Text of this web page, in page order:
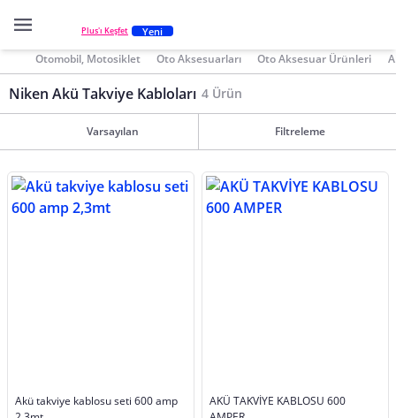
Plus'ı Keşfet Yeni
Otomobil, Motosiklet Oto Aksesuarları Oto Aksesuar Ürünleri
Niken Akü Takviye Kabloları 4 Ürün
Varsayılan Filtreleme
Akü takviye kablosu seti 600 amp
AKÜ TAKVİYE KABLOSU 600